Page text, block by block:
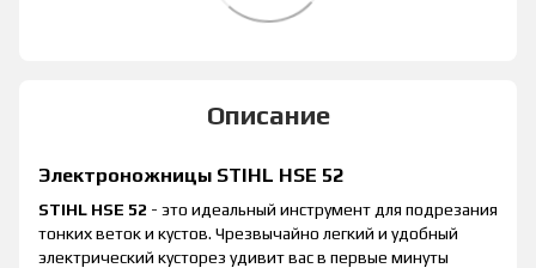
Описание
Электроножницы STIHL HSE 52
STIHL HSE 52 - это идеальный инструмент для подрезания
тонких веток и кустов. Чрезвычайно легкий и удобный
электрический кусторез удивит вас в первые минуты